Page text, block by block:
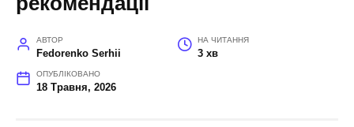
АВТОР
Fedorenko Serhii
НА ЧИТАННЯ
3 хв
ОПУБЛІКОВАНО
18 Травня, 2026